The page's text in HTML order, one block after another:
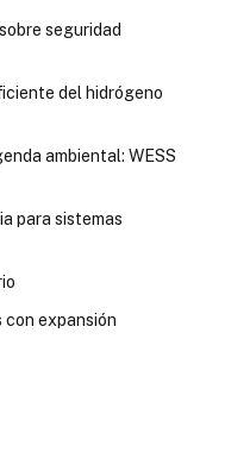
seguridad
del hidrógeno
ambiental: WESS
para sistemas
expansión